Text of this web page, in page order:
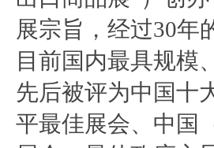
展宗旨，经过30年
目前国内最具规模
先后被评为中国十
平最佳展会、中国